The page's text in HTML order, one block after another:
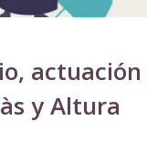
y Altura